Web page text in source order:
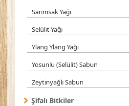
Sarımsak Yağı
Selülit Yağı
Ylang Ylang Yağı
Yosunlu (Selülit) Sabun
Zeytinyağlı Sabun
Şifalı Bitkiler